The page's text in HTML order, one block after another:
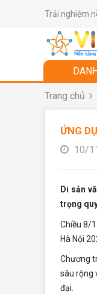
Trải nghiệm
Trang chủ
ỨNG
10/
Di sản
trọng
Chiều 8/
Hà Nội
Chương
sâu rộng
đại.